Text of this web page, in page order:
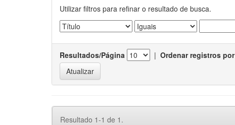
Utilizar filtros para refinar o resultado de busca.
Resultados/Página | Ordenar registros por
Resultado 1-1 de 1.